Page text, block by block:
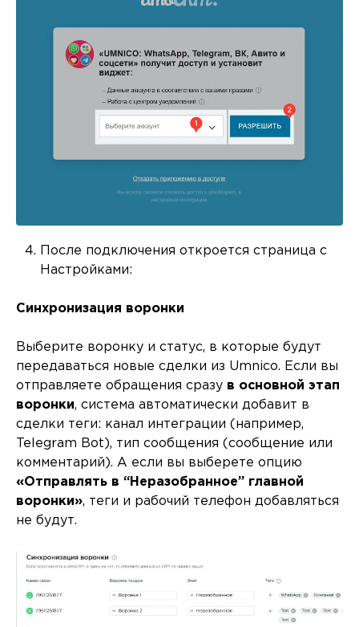
После подключения откроется страница с
Настройками:
Синхронизация воронки
Выберите воронку и статус, в которые будут
передаваться новые сделки из Umnico. Если вы
отправляете обращения сразу в основной этап
воронки, система автоматически добавит в
сделки теги: канал интеграции (например,
Telegram Bot), тип сообщения (сообщение или
комментарий). А если вы выберете опцию
«Отправлять в “Неразобранное” главной
воронки», теги и рабочий телефон добавляться
не будут.